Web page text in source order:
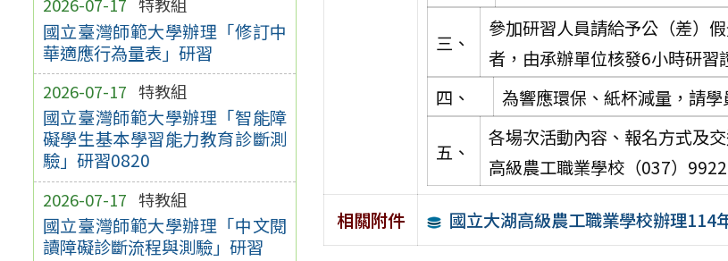
國立臺灣師範大學辦理「修訂中
華適應行為量表」研習
2026-07-17 特教組
國立臺灣師範大學辦理「智能障
礙學生基本學習能力教育診斷測
驗」研習0820
2026-07-17 特教組
國立臺灣師範大學辦理「中文閱
讀障礙診斷流程與測驗」研習
三、
參加研習人員請給予公（差）
者，由承辦單位核發6小時研習
四、
為響應環保、紙杯減量，請
五、
各場次活動內容、報名方式及
高級農工職業學校（037）
相關附件 國立大湖高級農工職業學校辦理114